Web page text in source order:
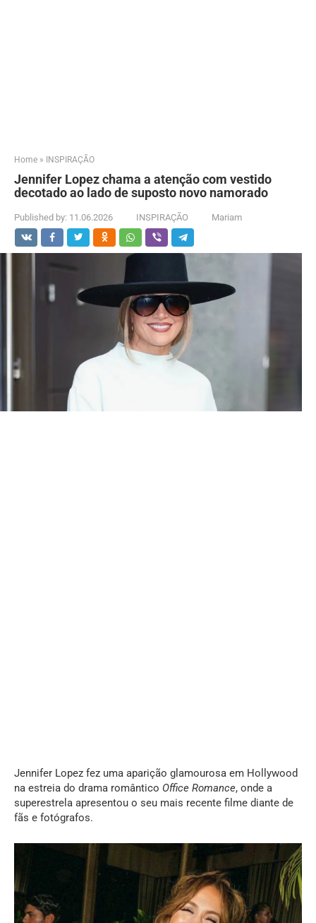
Home » INSPIRAÇÃO
Jennifer Lopez chama a atenção com vestido
decotado ao lado de suposto novo namorado
Published by: 11.06.2026 INSPIRAÇÃO Mariam
Jennifer Lopez fez uma aparição glamourosa em Hollywood
na estreia do drama romântico Office Romance, onde a
superestrela apresentou o seu mais recente filme diante de
fãs e fotógrafos.